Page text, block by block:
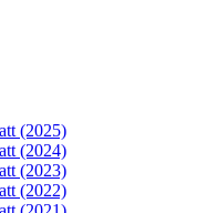
(2025)
(2024)
(2023)
(2022)